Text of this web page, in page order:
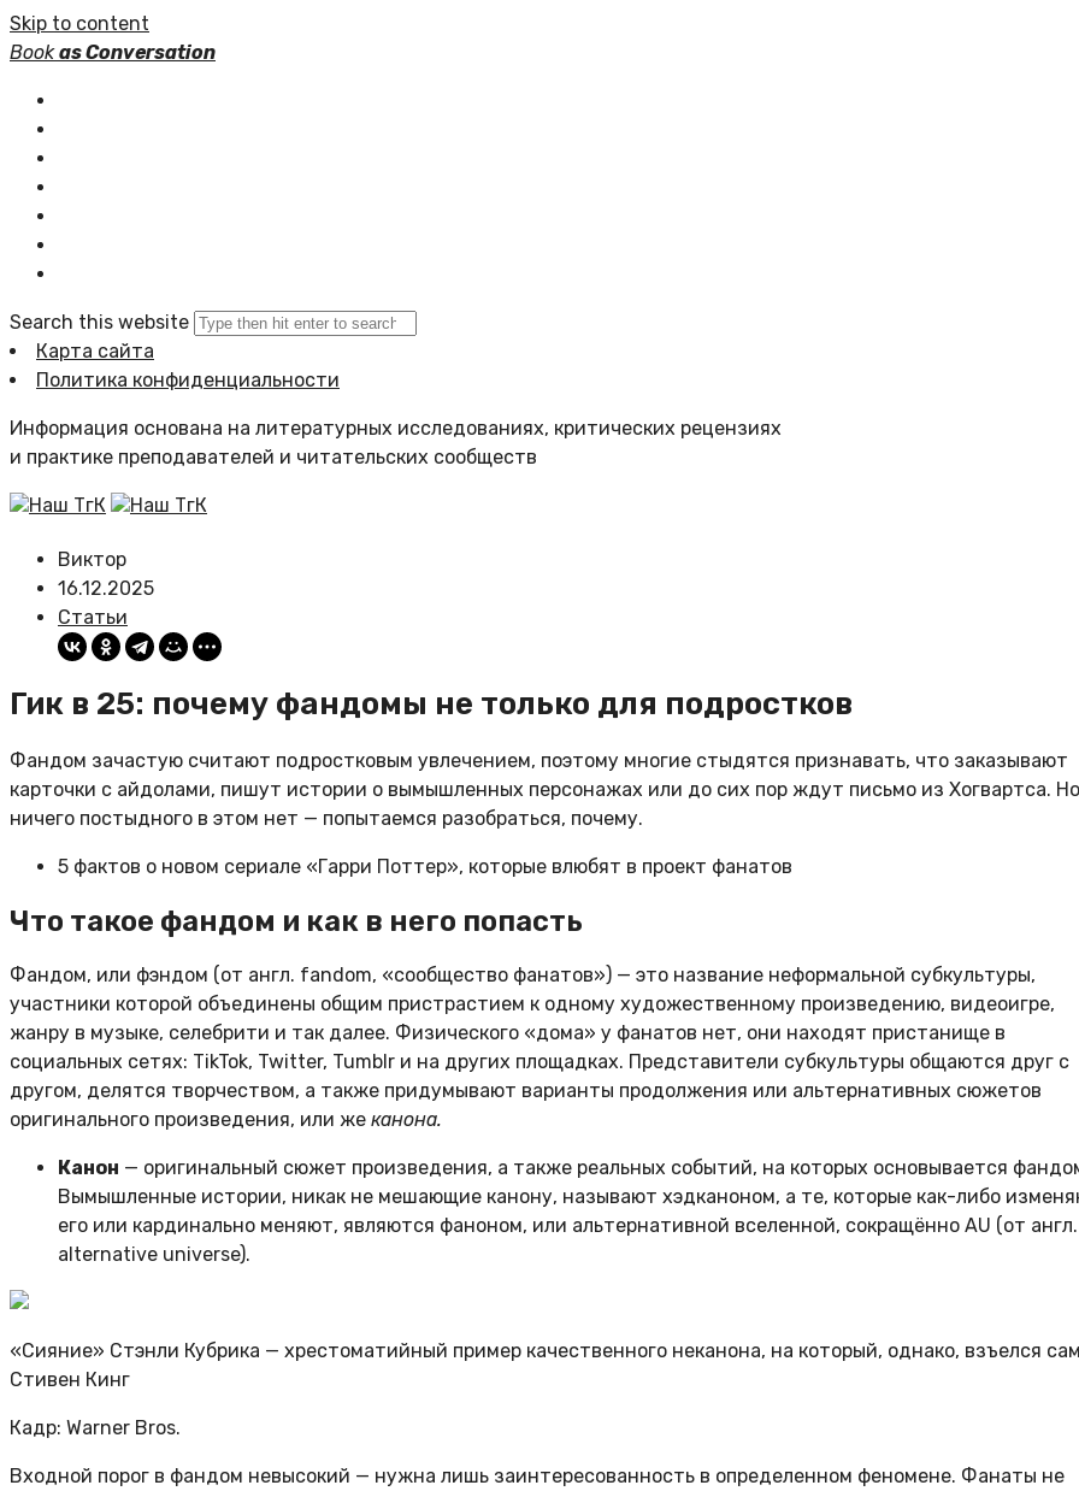
Skip to content
Bookas Conversation
Search this website
Карта сайта
Политика конфиденциальности
Информация основана на литературных исследованиях, критических рецензиях
и практике преподавателей и читательских сообществ
Наш ТгК Наш ТгК
Виктор
16.12.2025
Статьи
Гик в 25: почему фандомы не только для подростков
Фандом зачастую считают подростковым увлечением, поэтому многие стыдятся признавать, что заказывают
карточки с айдолами, пишут истории о вымышленных персонажах или до сих пор ждут письмо из Хогвартса. Но
ничего постыдного в этом нет — попытаемся разобраться, почему.
5 фактов о новом сериале «Гарри Поттер», которые влюбят в проект фанатов
Что такое фандом и как в него попасть
Фандом, или фэндом (от англ. fandom, «сообщество фанатов») — это название неформальной субкультуры,
участники которой объединены общим пристрастием к одному художественному произведению, видеоигре,
жанру в музыке, селебрити и так далее. Физического «дома» у фанатов нет, они находят пристанище в
социальных сетях: TikTok, Twitter, Tumblr и на других площадках. Представители субкультуры общаются друг с
другом, делятся творчеством, а также придумывают варианты продолжения или альтернативных сюжетов
оригинального произведения, или же канона.
Канон — оригинальный сюжет произведения, а также реальных событий, на которых основывается
Вымышленные истории, никак не мешающие канону, называют хэдканоном, а те, которые как-либо
его или кардинально меняют, являются фаноном, или альтернативной вселенной, сокращённо AU (от англ.
alternative universe).
«Сияние» Стэнли Кубрика — хрестоматийный пример качественного неканона, на который, однако, взъелся сам
Стивен Кинг
Кадр: Warner Bros.
Входной порог в фандом невысокий — нужна лишь заинтересованность в определенном феномене. Фанаты не